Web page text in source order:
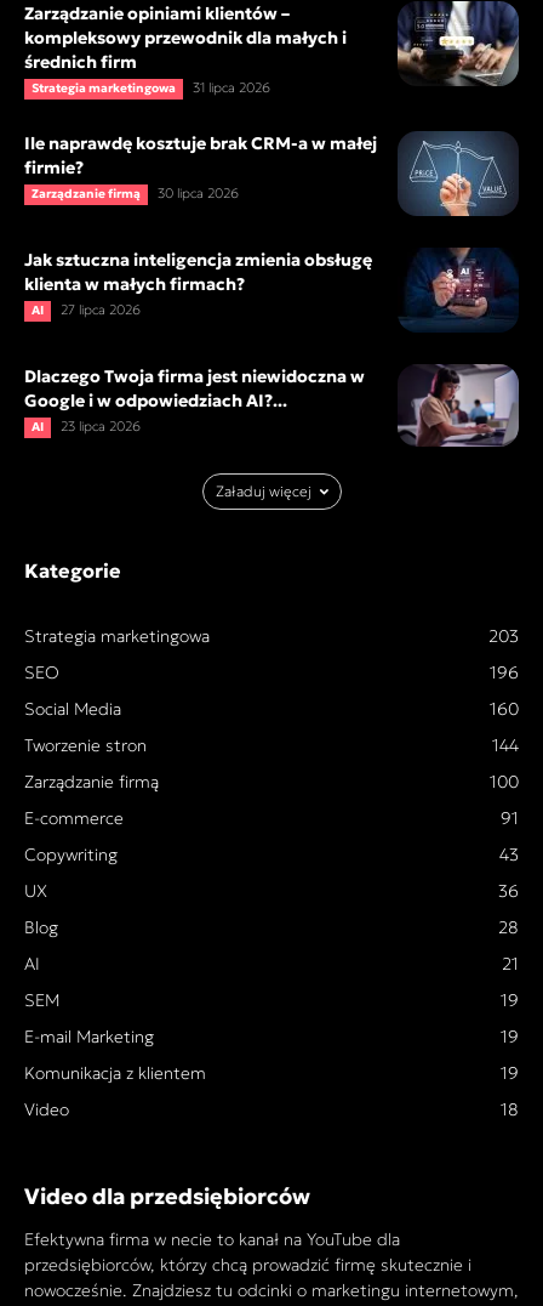
Zarządzanie opiniami klientów –
kompleksowy przewodnik dla małych i
średnich firm
Strategia marketingowa 31 lipca 2026
Ile naprawdę kosztuje brak CRM-a w małej
firmie?
Zarządzanie firmą 30 lipca 2026
Jak sztuczna inteligencja zmienia obsługę
klienta w małych firmach?
AI 27 lipca 2026
Dlaczego Twoja firma jest niewidoczna w
Google i w odpowiedziach AI?...
AI 23 lipca 2026
Załaduj więcej
Kategorie
Strategia marketingowa
203
SEO
196
Social Media
160
Tworzenie stron
144
Zarządzanie firmą
100
E-commerce
91
Copywriting
43
UX
36
Blog
28
AI
21
SEM
19
E-mail Marketing
19
Komunikacja z klientem
19
Video
18
Video dla przedsiębiorców
Efektywna firma w necie to kanał na YouTube dla
przedsiębiorców, którzy chcą prowadzić firmę skutecznie i
nowocześnie. Znajdziesz tu odcinki o marketingu internetowym,